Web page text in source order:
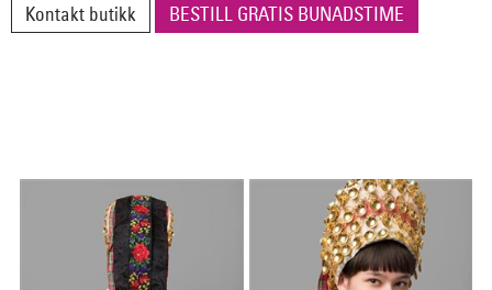
Kontakt butikk BESTILL GRATIS BUNADSTIME